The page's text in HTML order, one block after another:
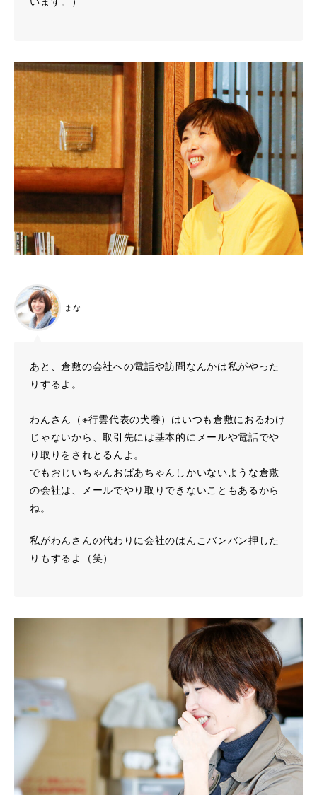
まな
あと、倉敷の会社への電話や訪問なんかは私がやった
りするよ。
わんさん（※行雲代表の犬養）はいつも倉敷におるわけ
じゃないから、取引先には基本的にメールや電話でや
り取りをされとるんよ。
でもおじいちゃんおばあちゃんしかいないような倉敷
の会社は、メールでやり取りできないこともあるから
ね。
私がわんさんの代わりに会社のはんこバンバン押した
りもするよ（笑）